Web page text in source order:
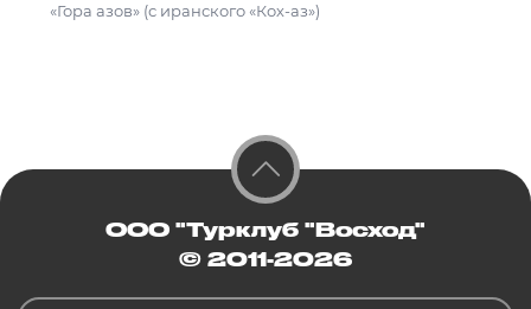
«Гора азов» (с иранского «Кох-аз»)
ООО "Турклуб "Восход"
© 2011-2026